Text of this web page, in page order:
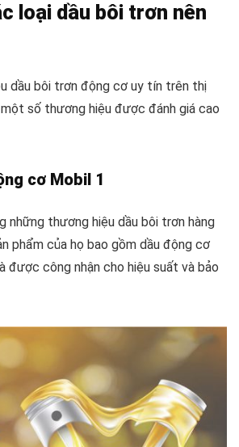
loại dầu bôi trơn nên
dầu bôi trơn động cơ uy tín trên thị
số thương hiệu được đánh giá cao
cơ Mobil 1
những thương hiệu dầu bôi trơn hàng
phẩm của họ bao gồm dầu động cơ
được công nhận cho hiệu suất và bảo